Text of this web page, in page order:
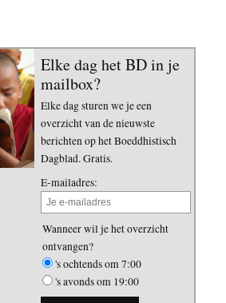
Elke dag het BD in je
mailbox?
Elke dag sturen we je een
overzicht van de nieuwste
berichten op het Boeddhistisch
Dagblad. Gratis.
E-mailadres:
Wanneer wil je het overzicht
ontvangen?
's ochtends om 7:00
's avonds om 19:00